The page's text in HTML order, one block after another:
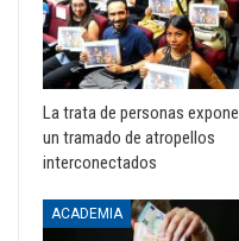
La trata de personas expone
un tramado de atropellos
interconectados
ACADEMIA